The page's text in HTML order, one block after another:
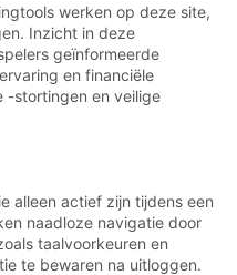
werken op deze site,
Inzicht in deze
geïnformeerde
en financiële
-stortingen en veilige
alleen actief zijn tijdens een
naadloze navigatie door
taalvoorkeuren en
te bewaren na uitloggen.